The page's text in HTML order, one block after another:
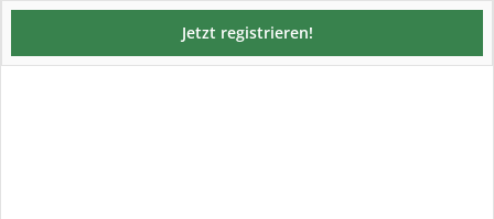
Jetzt registrieren!